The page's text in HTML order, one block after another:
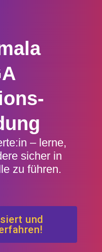
– lerne,
sicher in
zu führen.
und